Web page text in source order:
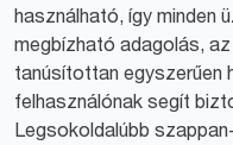
használható, így minden
megbízható adagolás,
tanúsítottan egyszerűen
felhasználónak segít
Legsokoldalúbb